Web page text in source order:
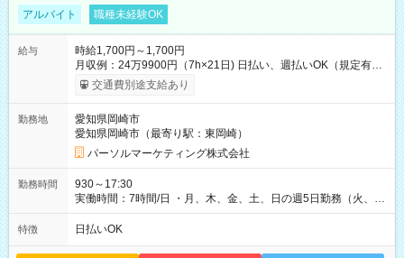
アルバイト 職種未経験OK
給与
時給1,700円～1,700円
月収例：24万9900円（7h×21日) 日払い、週払いOK（規定有
り） 【試用期間】試用期間なし
交通費別途支給あり
勤務地
愛知県岡崎市
愛知県岡崎市（最寄り駅：東岡崎）
パーソルマーケティング株式会社
勤務時間
930～17:30
実働時間：7時間/日 ・月、木、金、土、日の週5日勤務（火、水
は固定休です／夏季、年末年始等、長期休暇有り！） ・ワンシ
フト！ 残業ほぼナシ（0～5h/月）
特徴 日払いOK